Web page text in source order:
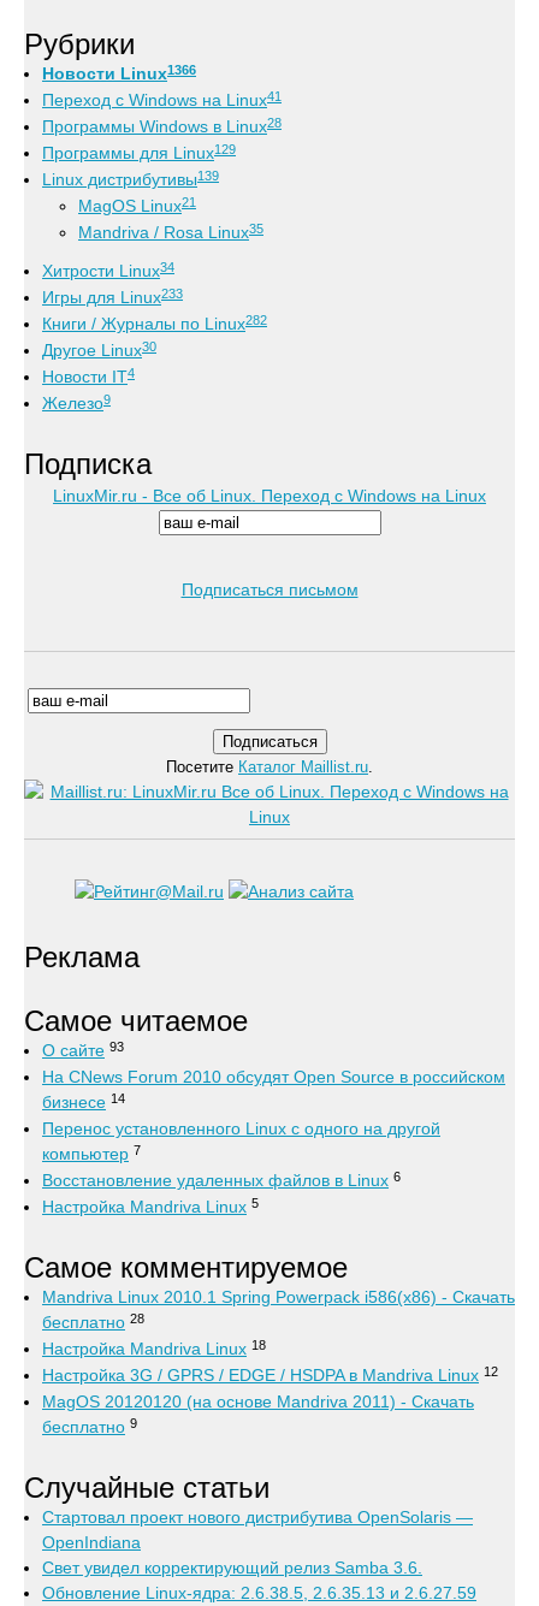
Рубрики
Новости Linux1366
Переход с Windows на Linux41
Программы Windows в Linux28
Программы для Linux129
Linux дистрибутивы139
MagOS Linux21
Mandriva / Rosa Linux35
Хитрости Linux34
Игры для Linux233
Книги / Журналы по Linux282
Другое Linux30
Новости IT4
Железо9
Подписка
LinuxMir.ru - Все об Linux. Переход с Windows на Linux
Подписаться письмом
Посетите Каталог Maillist.ru.
Реклама
Самое читаемое
О сайте 93
На CNews Forum 2010 обсудят Open Source в российском
бизнесе 14
Перенос установленного Linux с одного на другой
компьютер 7
Восстановление удаленных файлов в Linux 6
Настройка Mandriva Linux 5
Самое комментируемое
Mandriva Linux 2010.1 Spring Powerpack i586(x86) - Скачать
бесплатно 28
Настройка Mandriva Linux 18
Настройка 3G / GPRS / EDGE / HSDPA в Mandriva Linux 12
MagOS 20120120 (на основе Mandriva 2011) - Скачать
бесплатно 9
Случайные статьи
Стартовал проект нового дистрибутива OpenSolaris —
OpenIndiana
Свет увидел корректирующий релиз Samba 3.6.
Обновление Linux-ядра: 2.6.38.5, 2.6.35.13 и 2.6.27.59